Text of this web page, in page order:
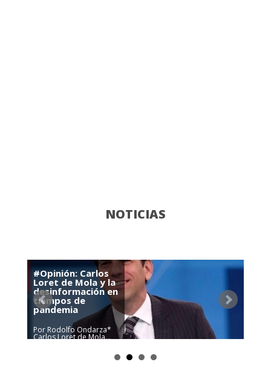
NOTICIAS
#Opinión: Carlos
Loret de Mola y la
desinformación en
tiempos de
pandemia
Por Rodolfo Ondarza*
Carlos Loret de Mola…